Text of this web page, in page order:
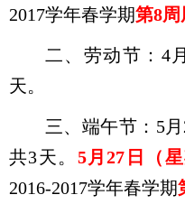
2017学年春学期第8
二、劳动节： 4月
天。
三、端午节： 5月
共3天。 5月27 日（
2016-2017学年春学期